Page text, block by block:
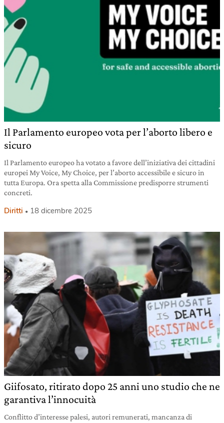
Il Parlamento europeo vota per l’aborto libero e
sicuro
Il Parlamento europeo ha votato a favore dell’iniziativa dei cittadini
europei My Voice, My Choice, per l’aborto accessibile e sicuro in
tutta Europa. Ora spetta alla Commissione predisporre strumenti
concreti.
Diritti 18 dicembre 2025
Giifosato, ritirato dopo 25 anni uno studio che ne
garantiva l’innocuità
Conflitto d’interesse palesi, autori remunerati, mancanza di